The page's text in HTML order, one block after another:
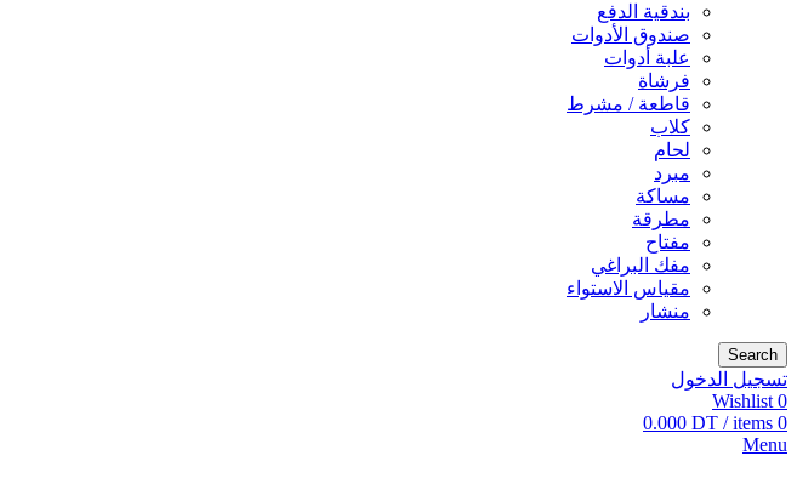
بندقية الدفع
صندوق الأدوات
علبة أدوات
فرشاة
قاطعة / مشرط
كلاب
لحام
مبرد
مساكة
مطرقة
مفتاح
مفك البراغي
مقياس الاستواء
منشار
Search
تسجيل الدخول
0
Wishlist
0
items
/
0.000 DT
Menu